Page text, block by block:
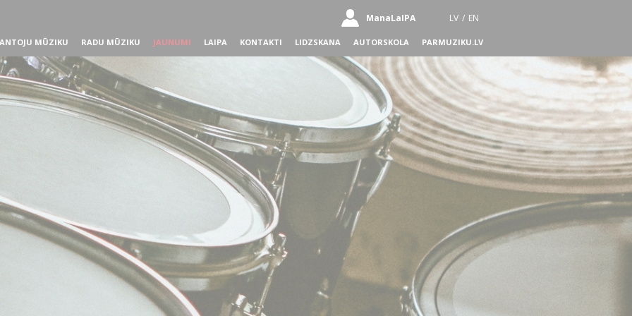
ManaLaIPA LV / EN
MŪZIKU RADU MŪZIKU JAUNUMI LAIPA KONTAKTI LIDZSKANA AUTORSKOLA PARMUZIKU.LV